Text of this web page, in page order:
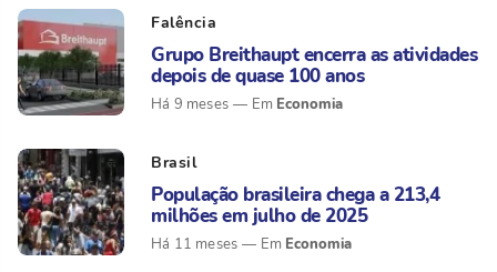
Falência
Grupo Breithaupt encerra as atividades
depois de quase 100 anos
Há 9 meses Economia
Brasil
População brasileira chega a 213,4
milhões em julho de 2025
Há 11 meses Economia